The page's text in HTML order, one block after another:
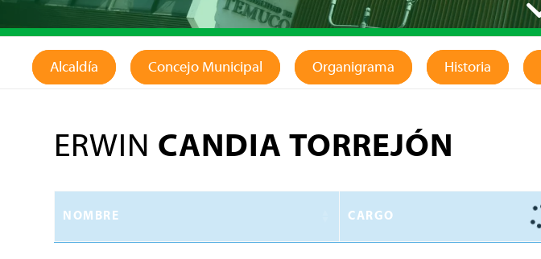
Alcaldía Concejo Municipal Organigrama Historia
ERWIN CANDIA TORREJÓN
NOMBRE CARGO